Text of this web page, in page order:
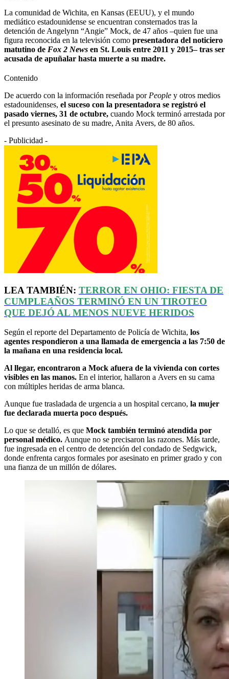
La comunidad de Wichita, en Kansas (EEUU), y el mundo
mediático estadounidense se encuentran consternados tras la
detención de Angelynn “Angie” Mock, de 47 años –quien fue una
figura reconocida en la televisión como presentadora del noticiero
matutino de Fox 2 News en St. Louis entre 2011 y 2015– tras ser
acusada de apuñalar hasta muerte a su madre.
Contenido
De acuerdo con la información reseñada por People y otros medios
estadounidenses, el suceso con la presentadora se registró el
pasado viernes, 31 de octubre, cuando Mock terminó arrestada por
el presunto asesinato de su madre, Anita Avers, de 80 años.
- Publicidad -
LEA TAMBIÉN: TERROR EN OHIO: FIESTA DE
CUMPLEAÑOS TERMINÓ EN UN TIROTEO
QUE DEJÓ AL MENOS NUEVE HERIDOS
Según el reporte del Departamento de Policía de Wichita, los
agentes respondieron a una llamada de emergencia a las 7:50 de
la mañana en una residencia local.
Al llegar, encontraron a Mock afuera de la vivienda con cortes
visibles en las manos. En el interior, hallaron a Avers en su cama
con múltiples heridas de arma blanca.
Aunque fue trasladada de urgencia a un hospital cercano, la mujer
fue declarada muerta poco después.
Lo que se detalló, es que Mock también terminó atendida por
personal médico. Aunque no se precisaron las razones. Más tarde,
fue ingresada en el centro de detención del condado de Sedgwick,
donde enfrenta cargos formales por asesinato en primer grado y con
una fianza de un millón de dólares.